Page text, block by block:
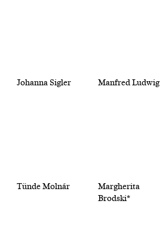
Johanna Sigler Manfred Ludwig
Tünde Molnár
Margherita
Brodski*